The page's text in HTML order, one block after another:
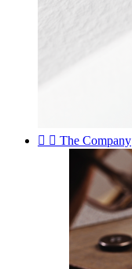
  The Company